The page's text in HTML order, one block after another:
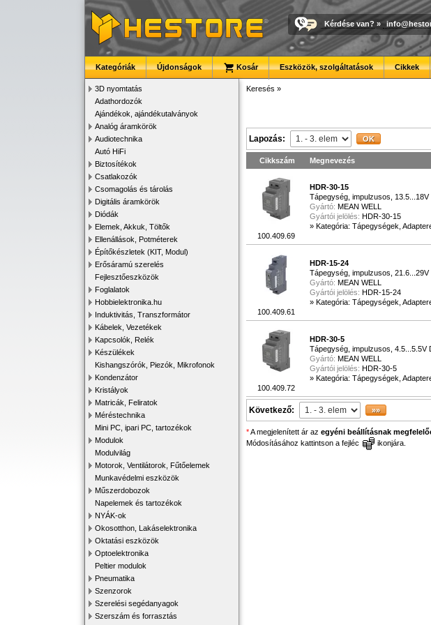
Kérdése van? »
Kategóriák Újdonságok Kosár Eszközök, szolgáltatások Cikkek
3D nyomtatás
Adathordozók
Ajándékok, ajándékutalványok
Analóg áramkörök
Audiotechnika
Autó HiFi
Biztosítékok
Csatlakozók
Csomagolás és tárolás
Digitális áramkörök
Diódák
Elemek, Akkuk, Töltők
Ellenállások, Potméterek
Építőkészletek (KIT, Modul)
Erősáramú szerelés
Fejlesztőeszközök
Foglalatok
Hobbielektronika.hu
Induktivitás, Transzformátor
Kábelek, Vezetékek
Kapcsolók, Relék
Készülékek
Kishangszórók, Piezók, Mikrofonok
Kondenzátor
Kristályok
Matricák, Feliratok
Méréstechnika
Mini PC, ipari PC, tartozékok
Modulok
Modulvilág
Motorok, Ventilátorok, Fűtőelemek
Munkavédelmi eszközök
Műszerdobozok
Napelemek és tartozékok
NYÁK-ok
Okosotthon, Lakáselektronika
Oktatási eszközök
Optoelektronika
Peltier modulok
Pneumatika
Szenzorok
Szerelési segédanyagok
Szerszám és forrasztás
Keresés »
Lapozás:
Cikkszám Megnevezés
100.409.69
HDR-30-15
Tápegység, impulzusos, 13.5...18V
Gyártó: MEAN WELL
Gyártói jelölés: HDR-30-15
» Kategória: Tápegységek,
100.409.61
HDR-15-24
Tápegység, impulzusos,
Gyártó: MEAN WELL
Gyártói jelölés: HDR-15-24
» Kategória: Tápegységek,
100.409.72
HDR-30-5
Tápegység, impulzusos, 4.5...5.5V
Gyártó: MEAN WELL
Gyártói jelölés: HDR-30-5
» Kategória: Tápegységek,
Következő:
*A megjelenített ár az egyéni beállításnak
Módosításához kattintson a fejléc
ikonjára.